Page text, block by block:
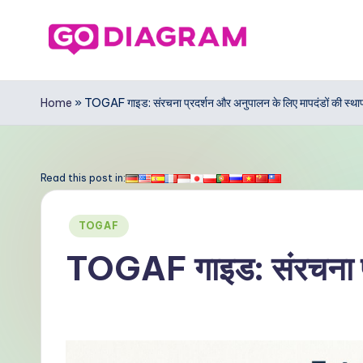
G
o
ia
Home » TOGAF गाइड: संरचना प्रदर्शन और अनुपालन के लिए मापदंडों की
Read this post in:
Posted
TOGAF
TOGAF गाइड: संरचना